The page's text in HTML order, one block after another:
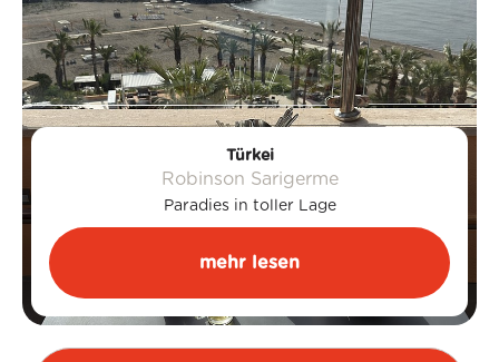
Türkei
Robinson Sarigerme
Paradies in toller Lage
mehr lesen